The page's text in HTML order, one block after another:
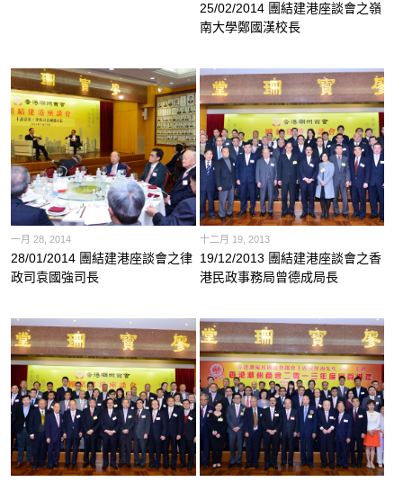
25/02/2014 團結建港座談會之嶺
南大學鄭國漢校長
一月 28, 2014
28/01/2014 團結建港座談會之律
政司袁國強司長
十二月 19, 2013
19/12/2013 團結建港座談會之香
港民政事務局曾德成局長